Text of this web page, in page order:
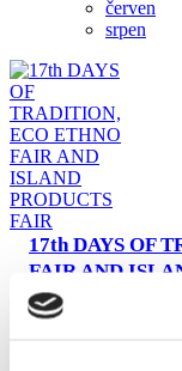
cs
+385 21 227 933
Villa Nika,
21216 Kaštel
červen
srpen
17th DAYS OF
FAIR AND